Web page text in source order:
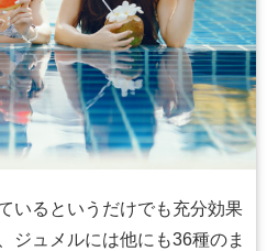
いるというだけでも充分効果
ジュメルには他にも36種のま